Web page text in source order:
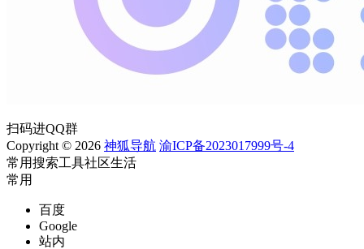
扫码进QQ群
Copyright © 2026 神狐导航 渝ICP备2023017999号-4
常用搜索工具社区生活
常用
百度
Google
站内